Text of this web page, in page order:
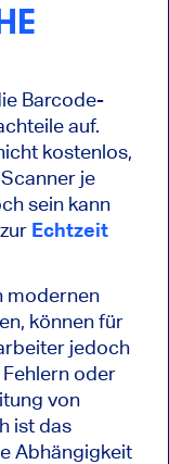
Barcode-
auf.
kostenlos,
je
sein kann
Echtzeit
modernen
können für
jedoch
oder
von
ist das
Abhängigkeit